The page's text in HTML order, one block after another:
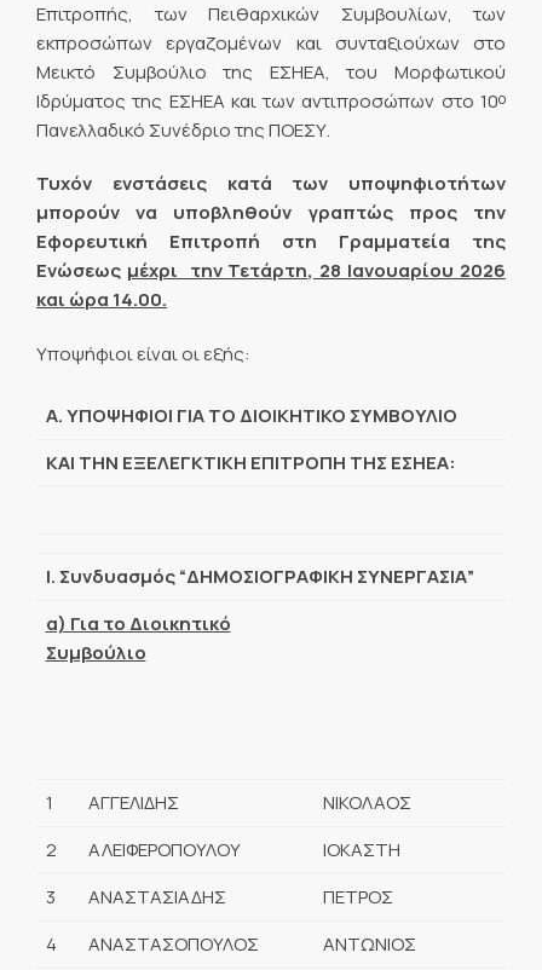
Επιτροπής, των Πειθαρχικών Συμβουλίων, των
εκπροσώπων εργαζομένων και συνταξιούχων στο
Μεικτό Συμβούλιο της ΕΣΗΕΑ, του Μορφωτικού
Ιδρύματος της ΕΣΗΕΑ και των αντιπροσώπων στο 10ο
Πανελλαδικό Συνέδριο της ΠΟΕΣΥ.
Τυχόν ενστάσεις κατά των υποψηφιοτήτων
μπορούν να υποβληθούν γραπτώς προς την
Εφορευτική Επιτροπή στη Γραμματεία της
Ενώσεως μέχρι την Τετάρτη, 28 Ιανουαρίου 2026
και ώρα 14.00.
Υποψήφιοι είναι οι εξής:
Α. ΥΠΟΨΗΦΙΟΙ ΓΙΑ ΤΟ ΔΙΟΙΚΗΤΙΚΟ ΣΥΜΒΟΥΛΙΟ
ΚΑΙ ΤΗΝ ΕΞΕΛΕΓΚΤΙΚΗ ΕΠΙΤΡΟΠΗ ΤΗΣ ΕΣΗΕΑ:
Ι. Συνδυασμός “ΔΗΜΟΣΙΟΓΡΑΦΙΚΗ ΣΥΝΕΡΓΑΣΙΑ”
α) Για το Διοικητικό
Συμβούλιο
1 ΑΓΓΕΛΙΔΗΣ
ΝΙΚΟΛΑΟΣ
2
ΑΛΕΙΦΕΡΟΠΟΥΛΟΥ
ΙΟΚΑΣΤΗ
3
ΑΝΑΣΤΑΣΙΑΔΗΣ
ΠΕΤΡΟΣ
4
ΑΝΑΣΤΑΣΟΠΟΥΛΟΣ
ΑΝΤΩΝΙΟΣ